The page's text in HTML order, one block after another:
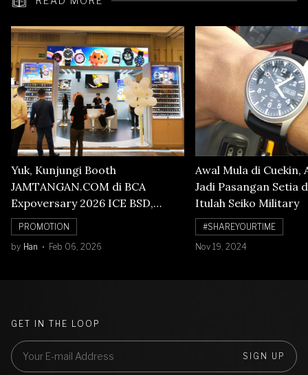
Yuk, Kunjungi Booth
JAMTANGAN.COM di BCA
Expoversary 2026 ICE BSD,
Banyak Diskon Jam Tangan,
Cuma Sampai 8 Februari!
PROMOTION
by Han Feb 06, 2026
Awal Mula di Cuekin,
Jadi Pasangan Setia
Itulah Seiko Military
#SHAREYOURTIME
Nov 19, 2024
GET IN THE LOOP
SIGN UP